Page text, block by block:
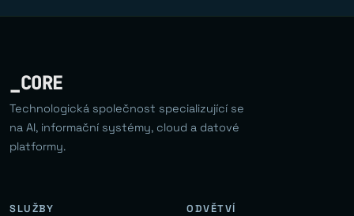
_CORE
Technologická společnost specializující se
na AI, informační systémy, cloud a datové
platformy.
SLUŽBY ODVĚTVÍ